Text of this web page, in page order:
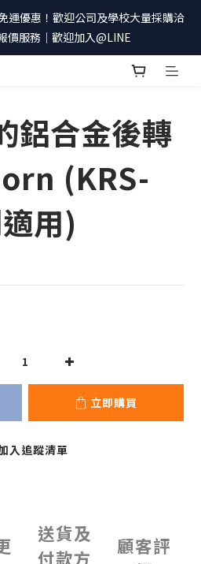
運優惠！歡迎公司及學校大量採購洽
價服務｜歡迎加入@LINE
鋁合金後轉
(KRS-
用)
立即購買
入追蹤清單
送貨及
付款方
顧客評